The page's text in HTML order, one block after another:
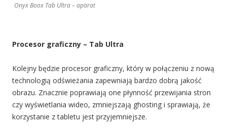
Onyx Boox Tab Ultra – aparat
Procesor graficzny – Tab Ultra
Kolejny będzie procesor graficzny, który w połączeniu z nową
technologią odświeżania zapewniają bardzo dobrą jakość
obrazu. Znacznie poprawiają one płynność przewijania stron
czy wyświetlania wideo, zmniejszają ghosting i sprawiają, że
korzystanie z tabletu jest przyjemniejsze.